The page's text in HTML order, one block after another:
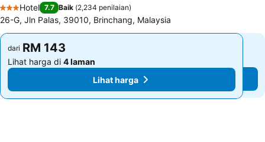
3 Bintang
Hotel 7.7 Baik (2,234 penilaian)
26-G, Jln Palas, 39010, Brinchang, Malaysia
dari RM 143
Lihat harga di 4 laman
Lihat harga
dari RM 143
Lihat harga di 4 laman
Lihat harga